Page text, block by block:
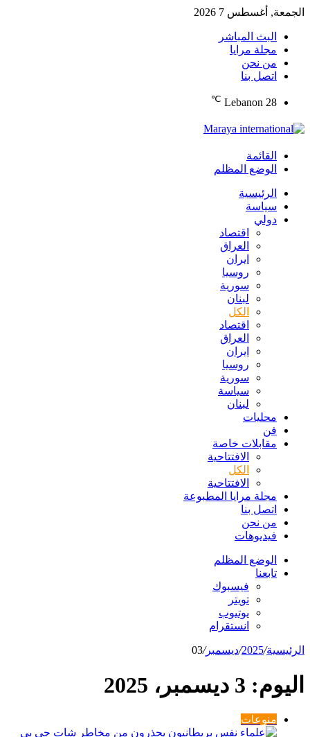
الجمعة, أغسطس 7 2026
البث المباشر
مجلة مرايا
من نحن
اتصل بنا
Lebanon 28
℃
القائمة
الوضع المظلم
الرئيسية
سياسة
دولي
اقتصاد
العراق
ايران
روسيا
سورية
لبنان
الكل
اقتصاد
العراق
ايران
روسيا
سورية
سياسة
لبنان
محليات
فن
مقابلات خاصة
الافتتاحیة
الكل
الافتتاحیة
مجلة مرايا المطبوعة
اتصل بنا
من نحن
فيديوهات
الوضع المظلم
تابعنا
فيسبوك
تويتر
يوتيوب
انستقرام
الرئيسية/
2025
/ديسمبر/
03
اليوم: 3 ديسمبر، 2025
منوعات